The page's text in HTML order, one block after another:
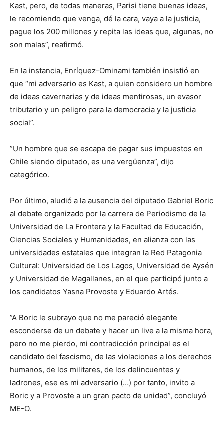
Kast, pero, de todas maneras, Parisi tiene buenas ideas,
le recomiendo que venga, dé la cara, vaya a la justicia,
pague los 200 millones y repita las ideas que, algunas, no
son malas”, reafirmó.
En la instancia, Enríquez-Ominami también insistió en
que “mi adversario es Kast, a quien considero un hombre
de ideas cavernarias y de ideas mentirosas, un evasor
tributario y un peligro para la democracia y la justicia
social”.
”Un hombre que se escapa de pagar sus impuestos en
Chile siendo diputado, es una vergüenza”, dijo
categórico.
Por último, aludió a la ausencia del diputado Gabriel Boric
al debate organizado por la carrera de Periodismo de la
Universidad de La Frontera y la Facultad de Educación,
Ciencias Sociales y Humanidades, en alianza con las
universidades estatales que integran la Red Patagonia
Cultural: Universidad de Los Lagos, Universidad de Aysén
y Universidad de Magallanes, en el que participó junto a
los candidatos Yasna Provoste y Eduardo Artés.
”A Boric le subrayo que no me pareció elegante
esconderse de un debate y hacer un live a la misma hora,
pero no me pierdo, mi contradicción principal es el
candidato del fascismo, de las violaciones a los derechos
humanos, de los militares, de los delincuentes y
ladrones, ese es mi adversario (…) por tanto, invito a
Boric y a Provoste a un gran pacto de unidad”, concluyó
ME-O.